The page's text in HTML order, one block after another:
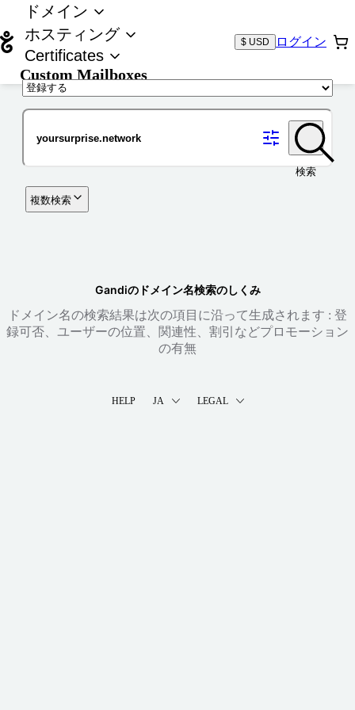
ドメイン
ホスティング
Certificates
Custom Mailboxes
$ USD ログイン
検索
複数検索
Gandiのドメイン名検索のしくみ
ドメイン名の検索結果は次の項目に沿って生成されます : 登
録可否、ユーザーの位置、関連性、割引などプロモーション
の有無
HELP JA LEGAL